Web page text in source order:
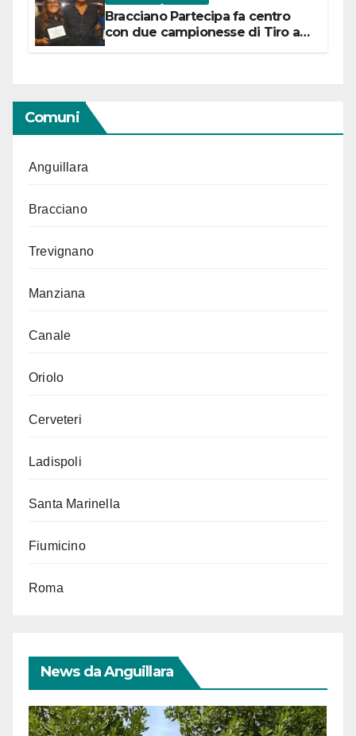
Bracciano Partecipa fa centro
con due campionesse di Tiro a
Comuni
Anguillara
Bracciano
Trevignano
Manziana
Canale
Oriolo
Cerveteri
Ladispoli
Santa Marinella
Fiumicino
Roma
News da Anguillara